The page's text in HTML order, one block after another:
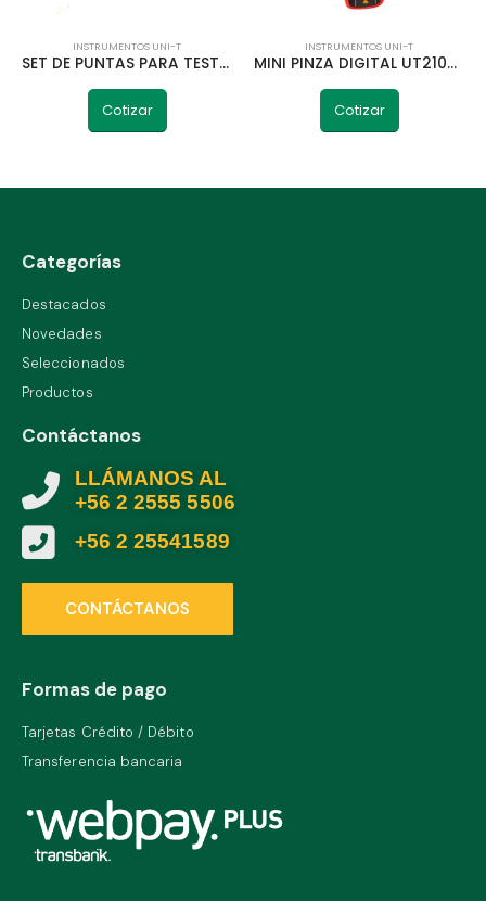
INSTRUMENTOS UNI-T
SET DE PUNTAS PARA TESTER L-20 UNI-T
Cotizar
INSTRUMENTOS UNI-T
MINI PINZA DIGITAL UT210D 200A UNI-T
Cotizar
Categorías
Destacados
Novedades
Seleccionados
Productos
Contáctanos
LLÁMANOS AL
+56 2 2555 5506
+56 2 25541589
CONTÁCTANOS
Formas de pago
Tarjetas Crédito / Débito
Transferencia bancaria